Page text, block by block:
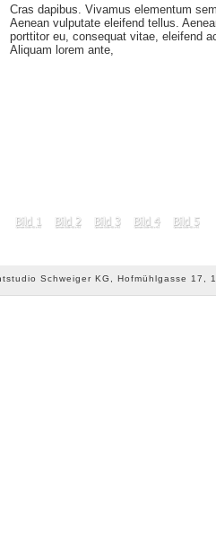
Cras dapibus. Vivamus elementum
Aenean vulputate eleifend tellus.
porttitor eu, consequat vitae, eleifend
Aliquam lorem ante,
Schweiger KG, Hofmühlgasse